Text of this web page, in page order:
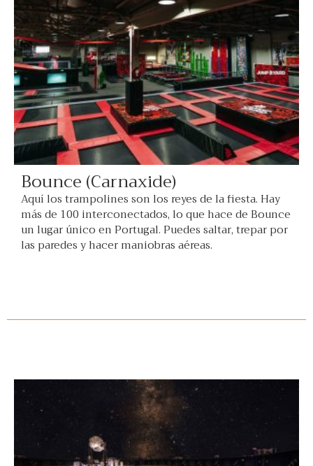
Bounce (Carnaxide)
Aquí los trampolines son los reyes de la fiesta. Hay
más de 100 interconectados, lo que hace de Bounce
un lugar único en Portugal. Puedes saltar, trepar por
las paredes y hacer maniobras aéreas.